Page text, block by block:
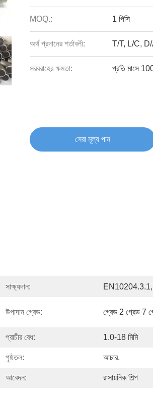
MOQ.: 1 পিসি
অর্থ প্রদানের শর্তাবলী: T/T, L/C, D/
সরবরাহের ক্ষমতা: প্রতি মাসে
সেরা মূল্য পান
সাক্ষ্যদান:
উপাদান গ্রেড: গ্রেড 2 গ্রেড 7
প্রাচীর বেধ: 1.0-18 মিমি
পৃষ্ঠতল: আচার,
আবেদন: রাসায়নিক শিল্প